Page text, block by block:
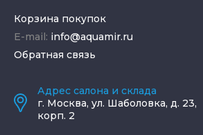
Корзина покупок
E-mail: info@aquamir.ru
Обратная связь
Адрес салона и склада
г. Москва, ул. Шаболовка, д. 23,
корп. 2